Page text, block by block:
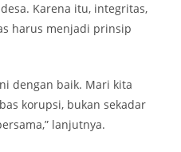
Karena itu, integritas,
harus menjadi prinsip
dengan baik. Mari kita
korupsi, bukan sekadar
lanjutnya.